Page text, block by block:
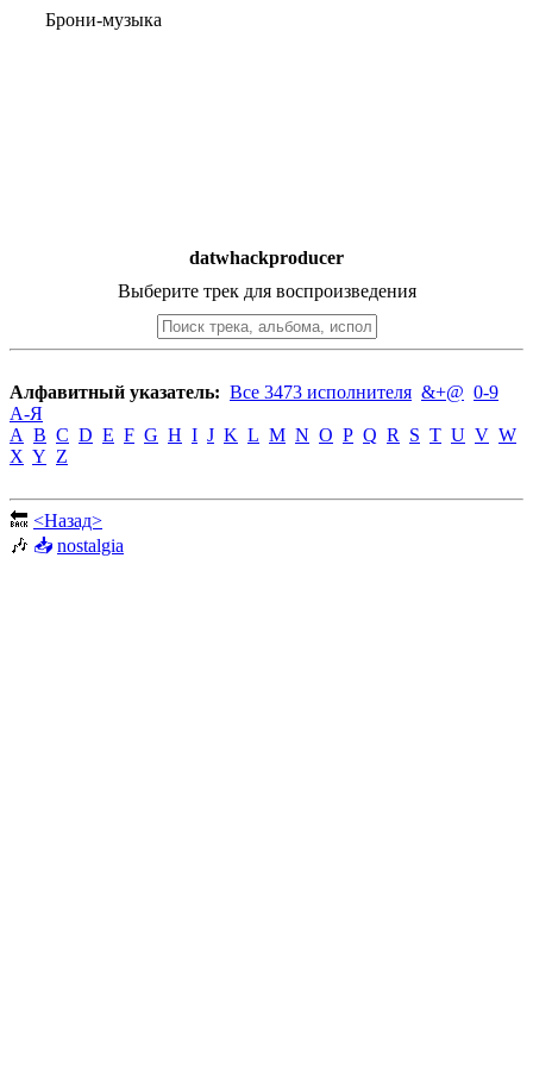
Брони-музыка
datwhackproducer
Выберите трек для воспроизведения
Алфавитный указатель: Все 3473 исполнителя &+@ 0-9
А-Я
A B C D E F G H I J K L M N O P Q R S T U V W
X Y Z
🔙 <Назад>
🎶 📥 nostalgia